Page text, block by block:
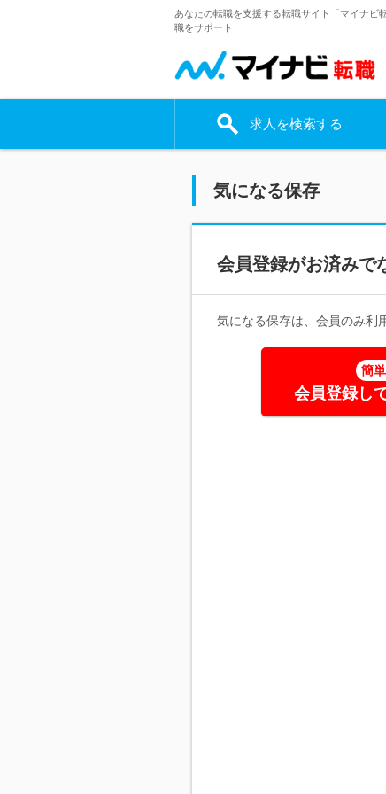
あなたの転職を支援する転職サイト「マイナビ
職をサポート
求人を検索する
気になる保存
会員登録がお済みで
気になる保存は、会員のみ利
簡
会員登録し